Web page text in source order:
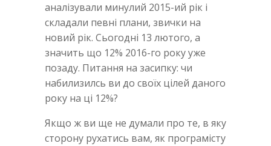
аналізували минулий 2015-ий рік і
складали певні плани, звички на
новий рік. Сьогодні 13 лютого, а
значить що 12% 2016-го року уже
позаду. Питання на засипку: чи
набилизилсь ви до своїх цілей даного
року на ці 12%?
Якщо ж ви ще не думали про те, в яку
сторону рухатись вам, як програмісту